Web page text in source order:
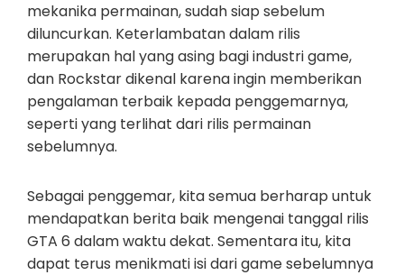
mekanika permainan, sudah siap sebelum
diluncurkan. Keterlambatan dalam rilis
merupakan hal yang asing bagi industri game,
dan Rockstar dikenal karena ingin memberikan
pengalaman terbaik kepada penggemarnya,
seperti yang terlihat dari rilis permainan
sebelumnya.
Sebagai penggemar, kita semua berharap untuk
mendapatkan berita baik mengenai tanggal rilis
GTA 6 dalam waktu dekat. Sementara itu, kita
dapat terus menikmati isi dari game sebelumnya